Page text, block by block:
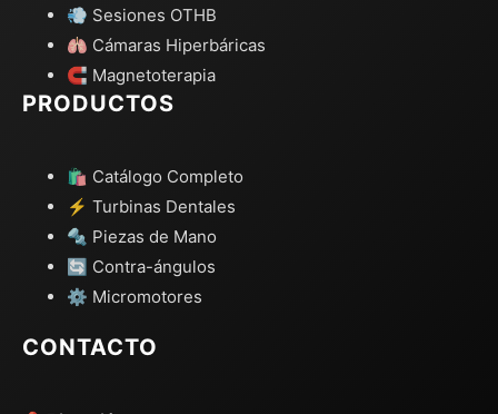
💨 Sesiones OTHB
🫁 Cámaras Hiperbáricas
🧲 Magnetoterapia
PRODUCTOS
🛍️ Catálogo Completo
⚡ Turbinas Dentales
🔩 Piezas de Mano
🔄 Contra-ángulos
⚙️ Micromotores
CONTACTO